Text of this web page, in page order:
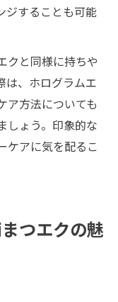
ジすることも可能
クと同様に持ちや
は、ホログラムエ
ア方法についても
しょう。印象的な
ケアに気を配るこ
つエクの魅